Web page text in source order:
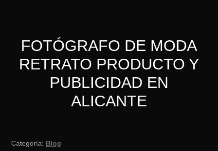
FOTÓGRAFO DE MODA
RETRATO PRODUCTO Y
PUBLICIDAD EN
ALICANTE
Categoría: Blog